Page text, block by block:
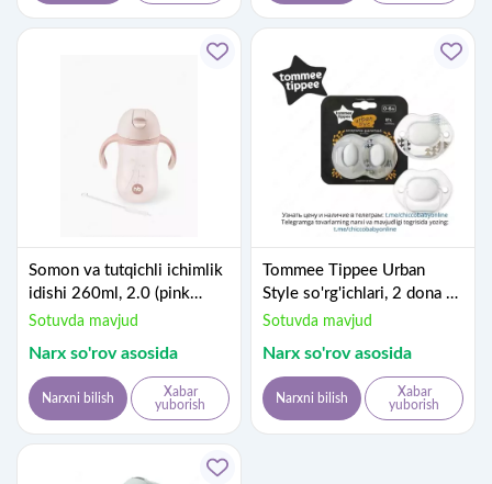
Somon va tutqichli ichimlik
idishi 260ml, 2.0 (pink
14010)
Sotuvda mavjud
Narx so'rov asosida
Narxni bilish
Xabar
yuborish
Tommee Tippee Urban
Style so'rg'ichlari, 2 dona 0-
6 oy
Sotuvda mavjud
Narx so'rov asosida
Narxni bilish
Xabar
yuborish